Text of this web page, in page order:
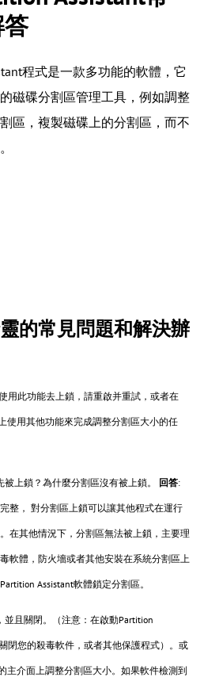
程式是一款多功能的軟體，它
磁碟分割區管理工具，例如調整
區，複製磁碟上的分割區，而不
的常見問題和解決辦
用此功能去上鎖，請重啟并重試，或者在
使用其他功能來完成調整分割區大小的任
上鎖？為什麼分割區沒有被上鎖。 回答:
整， 對分割區上鎖可以讓其他程式在運行
在其他情況下，分割區無法被上鎖，主要理
軟體，防火墻或者其他安裝在系統分割區上
Assistant軟體鎖定分割區。
並且關閉。（注意：在啟動Partition
閉您的殺毒軟件，或者其他保護程式）。或
主介面上調整分割區大小。如果軟件檢測到